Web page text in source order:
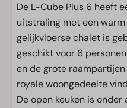
De L-Cube Plus 6 heeft
uitstraling met een
gelijkvloerse chalet is
geschikt voor 6
en de grote
royale woongedeelte
De open keuken is